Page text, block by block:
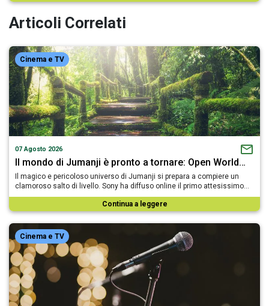
Articoli Correlati
Cinema e TV
07 Agosto 2026
Il mondo di Jumanji è pronto a tornare: Open World…
Il magico e pericoloso universo di Jumanji si prepara a compiere un
clamoroso salto di livello. Sony ha diffuso online il primo attesissimo…
Continua a leggere
Cinema e TV